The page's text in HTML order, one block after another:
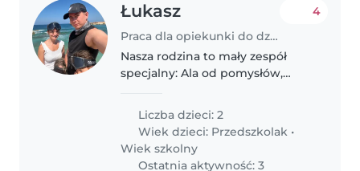
Łukasz
Praca dla opiekunki do dziecka w Gliwice
4
Nasza rodzina to mały zespół
specjalny: Ala od pomysłów,
od ogarniania chaosu. Szukamy
kogoś, kto dołączy do tej
przygody.
Liczba dzieci: 2
Wiek dzieci: Przedszkolak •
Wiek szkolny
Ostatnia aktywność: 3